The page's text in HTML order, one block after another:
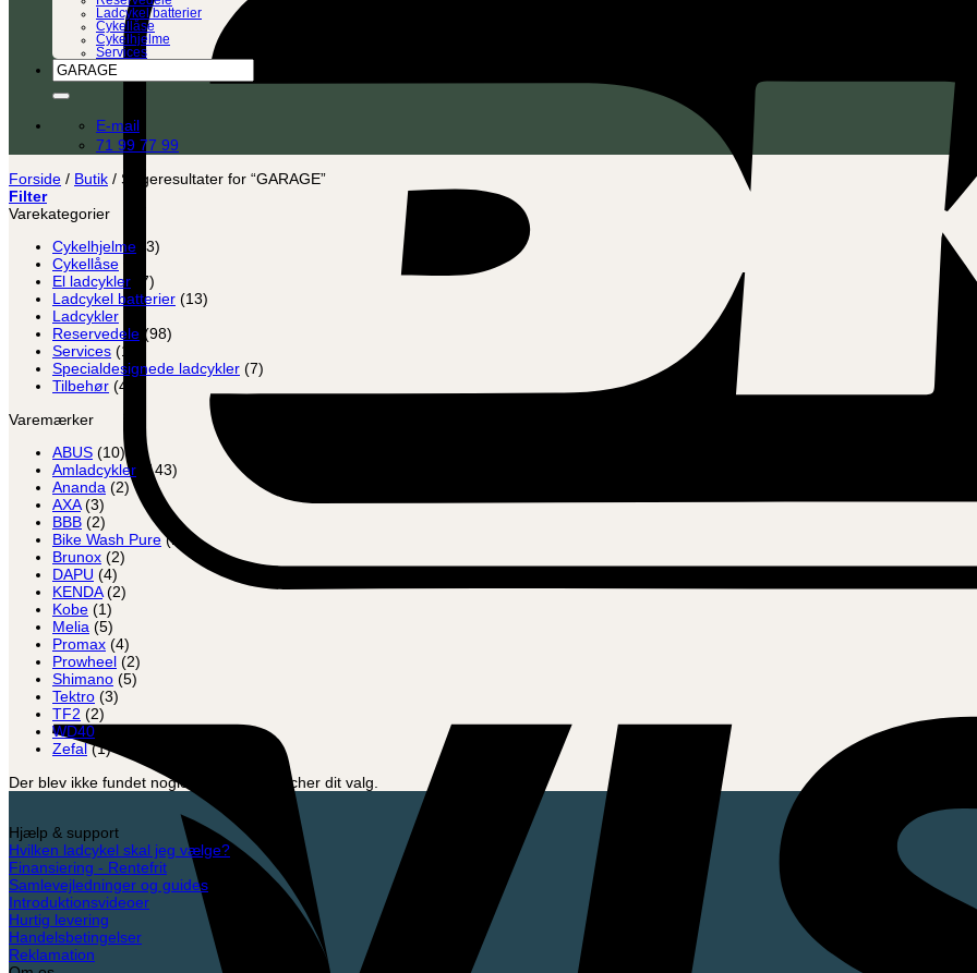
Ladcykel batterier
Cykellåse
Cykelhjelme
Services
Søg
efter:
E-mail
71 99 77 99
Forside / Butik / Søgeresultater for “GARAGE”
Filter
Varekategorier
Cykelhjelme (3)
Cykellåse
El ladcykler
(7)
Ladcykel batterier (13)
Ladcykler
Reservedele (98)
Services (12)
Specialdesignede ladcykler (7)
Tilbehør (45)
Varemærker
ABUS (10)
Amladcykler
(143)
Ananda (2)
AXA (3)
BBB (2)
Bike Wash Pure (1)
Brunox (2)
DAPU (4)
KENDA (2)
Kobe (1)
Melia (5)
Promax (4)
Prowheel (2)
Shimano (5)
Tektro (3)
TF2 (2)
WD40
Zefal (1)
Der blev ikke fundet nogle varer, der matcher dit valg.
Hjælp & support
Hvilken ladcykel skal jeg vælge?
Finansiering - Rentefrit
Samlevejledninger og guides
Introduktionsvideoer
Hurtig levering
Handelsbetingelser
Reklamation